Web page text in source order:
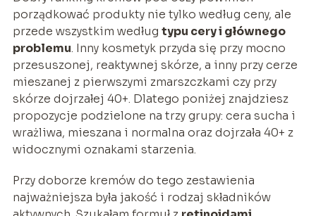
porządkować produkty nie tylko według ceny, ale
przede wszystkim według typu cery i głównego
problemu. Inny kosmetyk przyda się przy mocno
przesuszonej, reaktywnej skórze, a inny przy cerze
mieszanej z pierwszymi zmarszczkami czy przy
skórze dojrzałej 40+. Dlatego poniżej znajdziesz
propozycje podzielone na trzy grupy: cera sucha i
wrażliwa, mieszana i normalna oraz dojrzała 40+ z
widocznymi oznakami starzenia.
Przy doborze kremów do tego zestawienia
najważniejsza była jakość i rodzaj składników